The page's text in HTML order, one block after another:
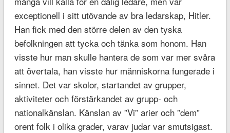
exceptionell i sitt utövande av bra ledarskap, Hitler.
Han fick med den större delen av den tyska
befolkningen att tycka och tänka som honom. Han
visste hur man skulle hantera de som var mer svåra
att övertala, han visste hur människorna fungerade i
sinnet. Det var skolor, startandet av grupper,
aktiviteter och förstärkandet av grupp- och
nationalkänslan. Känslan av ”Vi” arier och ”dem”
orent folk i olika grader, varav judar var smutsigast.